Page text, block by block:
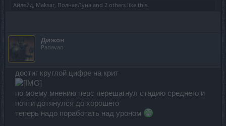
Айлейд Maksar ПолнаяЛуна and 2 others like this.
Дижон
Padavan
достиг круглой цифре на крит
по моему мнению перс перешагнул стадию среднего и
почти дотянулся до хорошего
теперь надо поработать над уроном